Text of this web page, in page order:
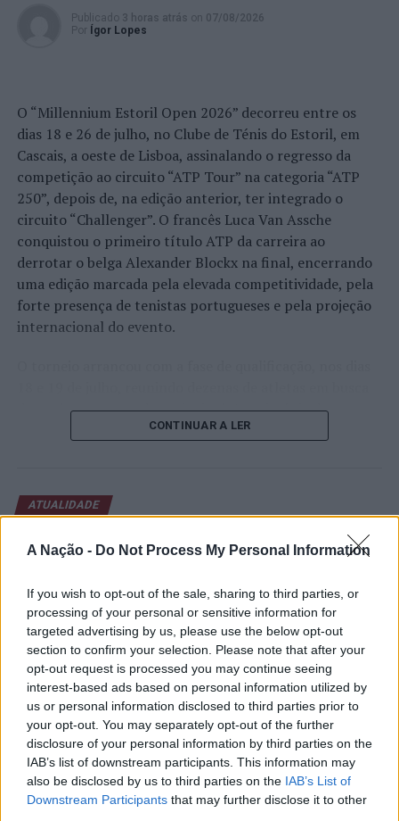
A Nação - Do Not Process My Personal Information
If you wish to opt-out of the sale, sharing to third parties, or
processing of your personal or sensitive information for
targeted advertising by us, please use the below opt-out
section to confirm your selection. Please note that after your
opt-out request is processed you may continue seeing
interest-based ads based on personal information utilized by
us or personal information disclosed to third parties prior to
your opt-out. You may separately opt-out of the further
disclosure of your personal information by third parties on the
IAB’s list of downstream participants. This information may
also be disclosed by us to third parties on the IAB’s List of
Downstream Participants that may further disclose it to other
Publicado 3 horas atrás on 07/08/2026
Por
Ígor Lopes
O “Millennium Estoril Open 2026” decorreu entre os
dias 18 e 26 de julho, no Clube de Ténis do Estoril, em
Cascais, a oeste de Lisboa, assinalando o regresso da
competição ao circuito “ATP Tour” na categoria “ATP
250”, depois de, na edição anterior, ter integrado o
circuito “Challenger”. O francês Luca Van Assche
conquistou o primeiro título ATP da carreira ao
derrotar o belga Alexander Blockx na final, encerrando
uma edição marcada pela elevada competitividade, pela
forte presença de tenistas portugueses e pela projeção
internacional do evento.
de um lugar no quadro principal. A cerimónia de
abertura contou com a presença do presidente da
início de uma competição que voltou a colocar o
concelho no centro do calendário internacional do
como Casper Ruud (Noruega), Alejandro Davidovich
Fokina (Espanha) e Matteo Arnaldi (Itália), a prova
apresentou um quadro competitivo de elevado nível,
liderado pelo russo Andrey Rublev, primeiro cabeça de
série, pelo italiano Luciano Darderi, pelo chileno
Alejandro Tabilo e pelo belga Alexander Blockx.
Um dos momentos mais aguardados da semana foi
também o regresso do suíço Stan Wawrinka ao Estoril,
integrado na digressão de despedida do antigo vencedor
de três torneios do Grand Slam.
CONTINUAR A LER
ATUALIDADE
Castelo Branco: “Bienal
Internacional de Artes e Ofícios”
promete afirmar artesanato,
património e inovação como
“motores de desenvolvimento
económico e cultural” do município
português
Publicado 10 horas atrás on 07/08/2026
Ígor Lopes